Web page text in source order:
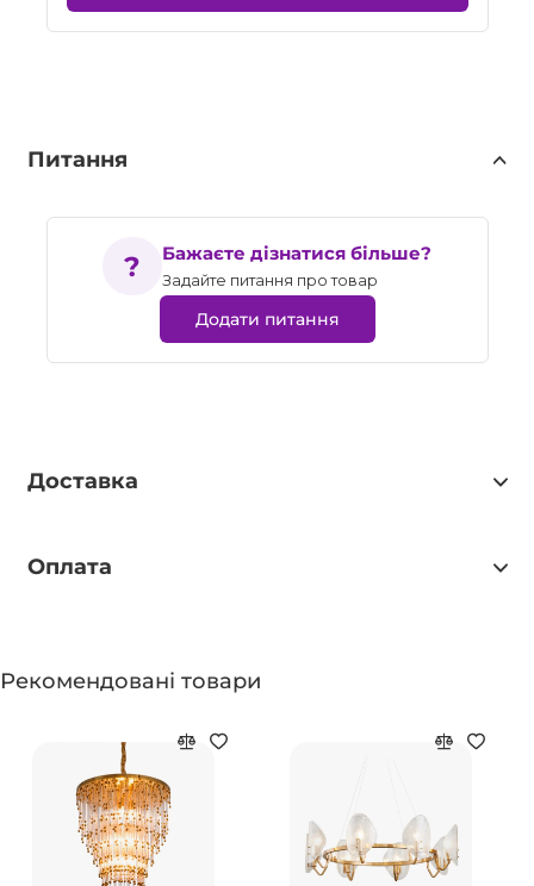
Питання
Бажаєте дізнатися більше?
Задайте питання про товар
Додати питання
Доставка
Оплата
Рекомендовані товари